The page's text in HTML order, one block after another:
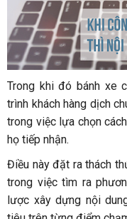
Trong khi đó bánh xe
trình khách hàng dịch
trong việc lựa chọn
họ tiếp nhận.
Điều này đặt ra thách
trong việc tìm ra
lược xây dựng nội